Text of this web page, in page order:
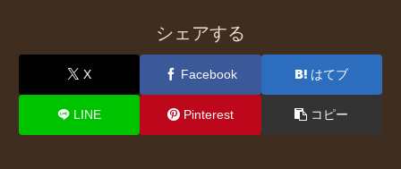
シェアする
X Facebook はてブ
LINE Pinterest コピー